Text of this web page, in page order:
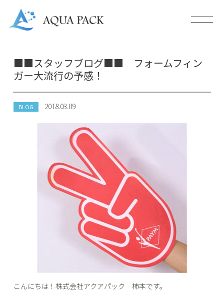
■■スタッフブログ■■ フォームフィン
ガー大流行の予感！
BLOG 2018.03.09
こんにちは！株式会社アクアパック 柿本です。